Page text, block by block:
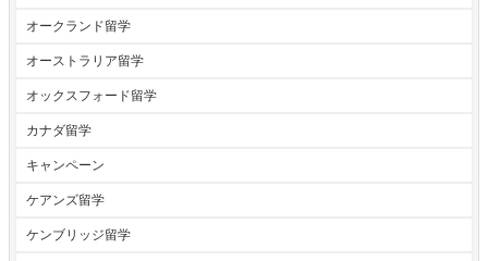
オークランド留学
オーストラリア留学
オックスフォード留学
カナダ留学
キャンペーン
ケアンズ留学
ケンブリッジ留学